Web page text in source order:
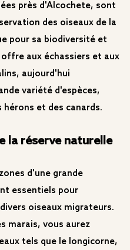
près d'Alcochete, sont
des oiseaux de la
pour sa biodiversité et
aux échassiers et aux
aujourd'hui
variété d'espèces,
et des canards.
la réserve naturelle
d'une grande
essentiels pour
oiseaux migrateurs.
marais, vous aurez
tels que le longicorne,